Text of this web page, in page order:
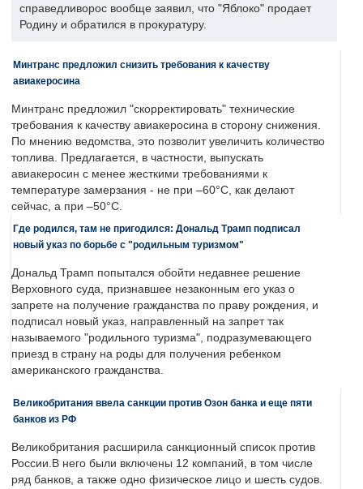
справедливорос вообще заявил, что "Яблоко" продает
Родину и обратился в прокуратуру.
Минтранс предложил снизить требования к качеству
авиакеросина
Минтранс предложил "скорректировать" технические
требования к качеству авиакеросина в сторону снижения.
По мнению ведомства, это позволит увеличить количество
топлива. Предлагается, в частности, выпускать
авиакеросин с менее жесткими требованиями к
температуре замерзания - не при –60°C, как делают
сейчас, а при –50°C.
Где родился, там не пригодился: Дональд Трамп подписал
новый указ по борьбе с "родильным туризмом"
Дональд Трамп попытался обойти недавнее решение
Верховного суда, признавшее незаконным его указ о
запрете на получение гражданства по праву рождения, и
подписал новый указ, направленный на запрет так
называемого "родильного туризма", подразумевающего
приезд в страну на роды для получения ребенком
американского гражданства.
Великобритания ввела санкции против Озон банка и еще пяти
банков из РФ
Великобритания расширила санкционный список против
России.В него были включены 12 компаний, в том числе
ряд банков, а также одно физическое лицо и шесть судов.